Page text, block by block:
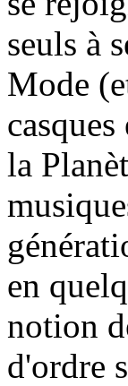
seuls à
Mode
la
en
notion
d'ordre